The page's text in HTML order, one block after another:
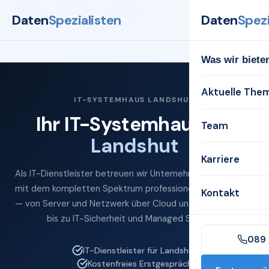
DatenSpezialisten Daten
Was wir
Aktuelle
Team
Karriere
Kontakt
089
IT-SYSTEMHAUS LANDSHUT
Ihr IT-Systemhaus für
Landshut
Als IT-Dienstleister betreuen wir Unternehmen in Landshut
mit dem kompletten Spektrum professioneller IT-Services
— von Server und Netzwerk über Cloud und Microsoft 365
bis zu IT-Sicherheit und Managed Services.
IT-Dienstleister für Landshut
Kostenfreies Erstgespräch